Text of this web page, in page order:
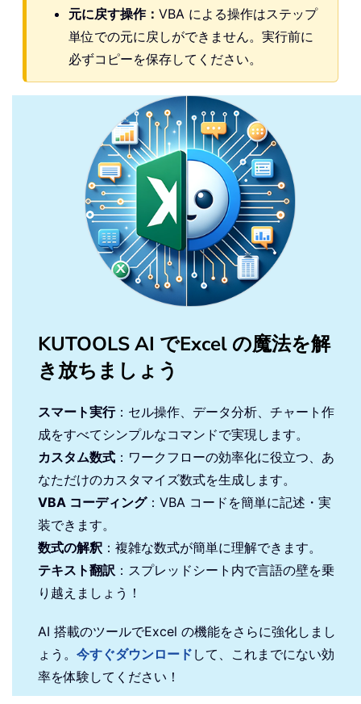
元に戻す操作： VBA による操作はステップ
単位での元に戻しができません。実行前に
必ずコピーを保存してください。
KUTOOLS AI でExcel の魔法を解
き放ちましょう
スマート実行：セル操作、データ分析、チャート作
成をすべてシンプルなコマンドで実現します。
カスタム数式 ：ワークフローの効率化に役立つ、あ
なただけのカスタマイズ数式を生成します。
VBA コーディング：VBA コードを簡単に記述・実
装できます。
数式の解釈 ：複雑な数式が簡単に理解できます。
テキスト翻訳 ：スプレッドシート内で言語の壁を乗
り越えましょう！
AI 搭載のツールでExcel の機能をさらに強化しまし
ょう。 今すぐダウンロード して、これまでにない効
率を体験してください！